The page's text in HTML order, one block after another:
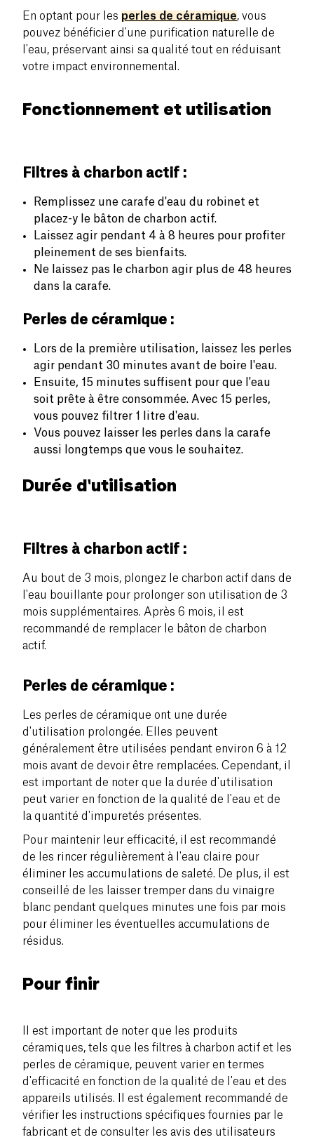
En optant pour les perles de céramique, vous
pouvez bénéficier d'une purification naturelle de
l'eau, préservant ainsi sa qualité tout en réduisant
votre impact environnemental.
Fonctionnement et utilisation
Filtres à charbon actif :
Remplissez une carafe d'eau du robinet et
placez-y le bâton de charbon actif.
Laissez agir pendant 4 à 8 heures pour profiter
pleinement de ses bienfaits.
Ne laissez pas le charbon agir plus de 48 heures
dans la carafe.
Perles de céramique :
Lors de la première utilisation, laissez les perles
agir pendant 30 minutes avant de boire l'eau.
Ensuite, 15 minutes suffisent pour que l'eau
soit prête à être consommée. Avec 15 perles,
vous pouvez filtrer 1 litre d'eau.
Vous pouvez laisser les perles dans la carafe
aussi longtemps que vous le souhaitez.
Durée d'utilisation
Filtres à charbon actif :
Au bout de 3 mois, plongez le charbon actif dans de
l'eau bouillante pour prolonger son utilisation de 3
mois supplémentaires. Après 6 mois, il est
recommandé de remplacer le bâton de charbon
actif.
Perles de céramique :
Les perles de céramique ont une durée
d'utilisation prolongée. Elles peuvent
généralement être utilisées pendant environ 6 à 12
mois avant de devoir être remplacées. Cependant, il
est important de noter que la durée d'utilisation
peut varier en fonction de la qualité de l'eau et de
la quantité d'impuretés présentes.
Pour maintenir leur efficacité, il est recommandé
de les rincer régulièrement à l'eau claire pour
éliminer les accumulations de saleté. De plus, il est
conseillé de les laisser tremper dans du vinaigre
blanc pendant quelques minutes une fois par mois
pour éliminer les éventuelles accumulations de
résidus.
Pour finir
Il est important de noter que les produits
céramiques, tels que les filtres à charbon actif et les
perles de céramique, peuvent varier en termes
d'efficacité en fonction de la qualité de l'eau et des
appareils utilisés. Il est également recommandé de
vérifier les instructions spécifiques fournies par le
fabricant et de consulter les avis des utilisateurs